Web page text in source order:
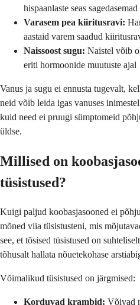
hispaanlaste seas sagedasemad
Varasem pea kiiritusravi:
aastaid varem saadud
Naissoost sugu: Naistel võib
eriti hormoonide muutuste ajal
Vanus ja sugu ei ennusta tugevalt,
neid võib leida igas vanuses
kuid need ei pruugi sümptomeid
üldse.
Millised on
tüsistused?
Kuigi paljud koobasjasooned ei
mõned viia tüsistusteni, mis
see, et tõsised tüsistused on
tõhusalt hallata nõuetekohase
Võimalikud tüsistused on järgmised:
Korduvad krambid: Võivad